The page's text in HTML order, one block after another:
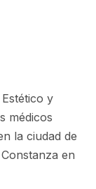
y
médicos
la ciudad de
en